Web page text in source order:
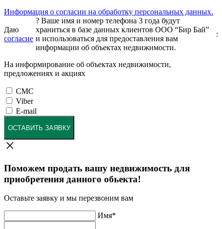
Информация о согласии на обработку персональных данных.
Даю
согласие
? Ваше имя и номер телефона 3 года будут
храниться в базе данных клиентов ООО “Бир Бай”
и использоваться для предоставления вам
информации об объектах недвижимости.
:
На информирование об объектах недвижимости,
предложениях и акциях
СМС
Viber
E-mail
ОСТАВИТЬ ЗАЯВКУ
Поможем продать вашу недвижимость для
приобретения данного обьекта!
Оставьте заявку и мы перезвоним вам
Имя*